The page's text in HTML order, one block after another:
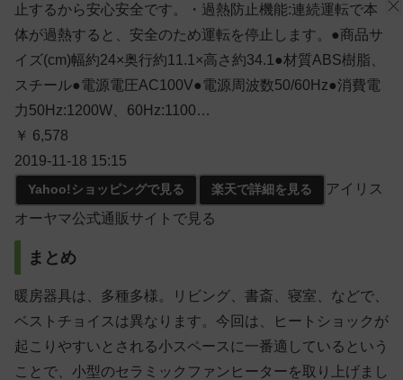
止するから安心安全です。・過熱防止機能:連続運転で本
体が過熱すると、安全のため運転を停止します。●商品サ
イズ(cm)幅約24×奥行約11.1×高さ約34.1●材質ABS樹脂、
スチール●電源電圧AC100V●電源周波数50/60Hz●消費電
力50Hz:1200W、60Hz:1100…
￥ 6,578
2019-11-18 15:15
Yahoo!ショッピングで見る 楽天で詳細を見る
アイリス
オーヤマ公式通販サイトで見る
まとめ
暖房器具は、多種多様。リビング、書斎、寝室、などで、
ベストチョイスは異なります。今回は、ヒートショックが
起こりやすいとされる小スペースに一番適しているという
ことで、小型のセラミックファンヒーターを取り上げまし